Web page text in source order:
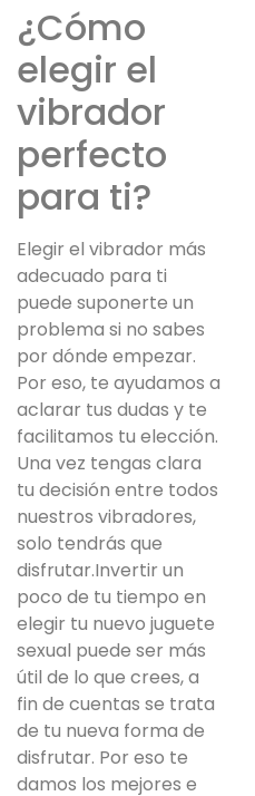
¿Cómo
elegir el
vibrador
perfecto
para ti?
Elegir el vibrador más
adecuado para ti
puede suponerte un
problema si no sabes
por dónde empezar.
Por eso, te ayudamos a
aclarar tus dudas y te
facilitamos tu elección.
Una vez tengas clara
tu decisión entre todos
nuestros vibradores,
solo tendrás que
disfrutar.Invertir un
poco de tu tiempo en
elegir tu nuevo juguete
sexual puede ser más
útil de lo que crees, a
fin de cuentas se trata
de tu nueva forma de
disfrutar. Por eso te
damos los mejores e